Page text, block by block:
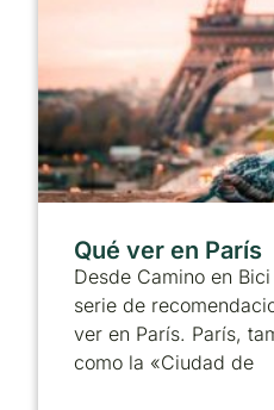
Qué ver en París
Desde Camino en
serie de
ver en París. París,
como la «Ciudad de